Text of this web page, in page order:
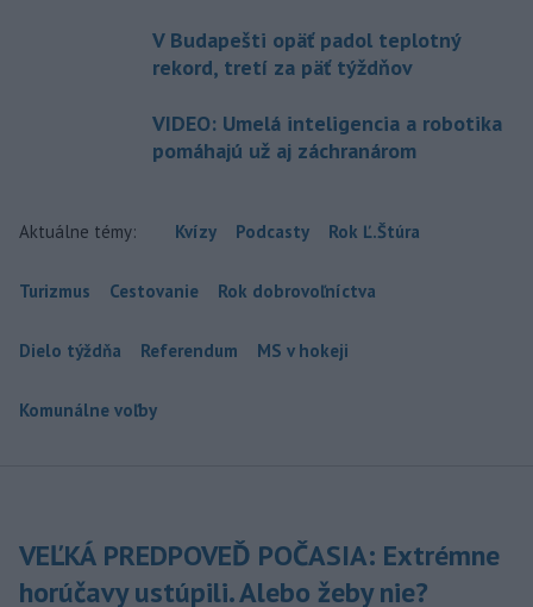
V Budapešti opäť padol teplotný
rekord, tretí za päť týždňov
VIDEO: Umelá inteligencia a robotika
pomáhajú už aj záchranárom
Aktuálne témy: Kvízy Podcasty Rok Ľ.Štúra
Turizmus Cestovanie Rok dobrovoľníctva
Dielo týždňa Referendum MS v hokeji
Komunálne voľby
VEĽKÁ PREDPOVEĎ POČASIA: Extrémne
horúčavy ustúpili. Alebo žeby nie?